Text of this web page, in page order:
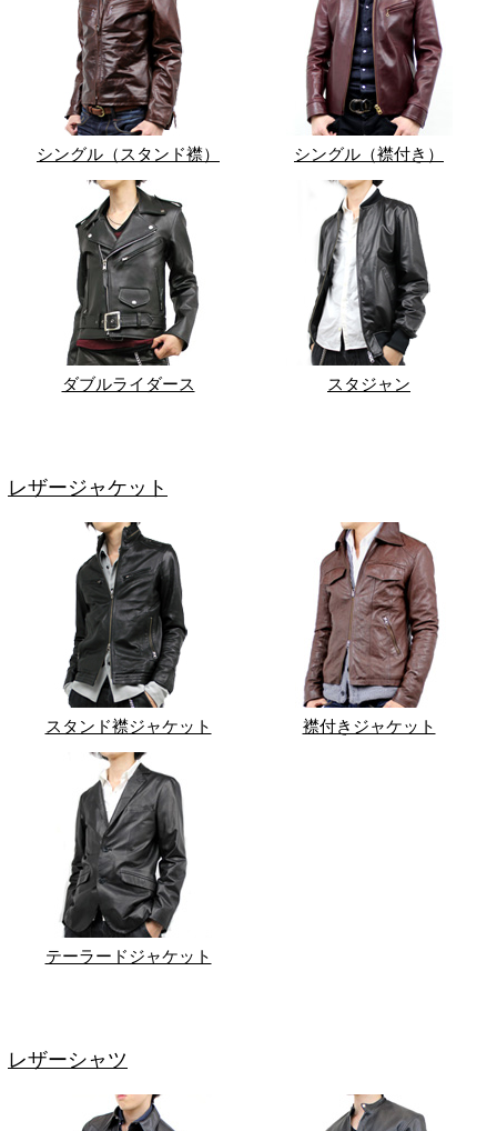
シングル（スタンド襟） シングル（襟付き）
ダブルライダース スタジャン
レザージャケット
スタンド襟ジャケット 襟付きジャケット
テーラードジャケット
レザーシャツ